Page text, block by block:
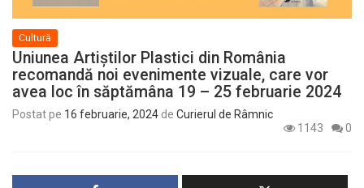
Cultură
Uniunea Artiștilor Plastici din România
recomandă noi evenimente vizuale, care vor
avea loc în săptămâna 19 – 25 februarie 2024
Postat pe 16 februarie, 2024 de Curierul de Râmnic
1143
0